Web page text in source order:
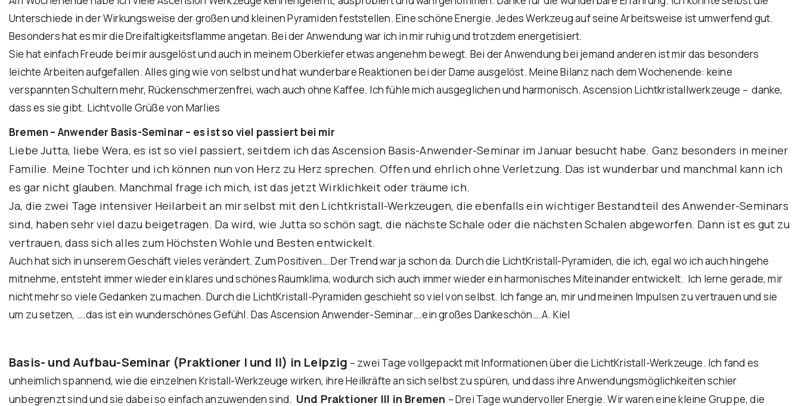
Unterschiede in der Wirkungsweise der großen und kleinen Pyramiden feststellen. Eine schöne Energie. Jedes Werkzeug auf seine Arbeitsweise ist umwerfend gut.
Besonders hat es mir die Dreifaltigkeitsflamme angetan. Bei der Anwendung war ich in mir ruhig und trotzdem energetisiert.
Sie hat einfach Freude bei mir ausgelöst und auch in meinem Oberkiefer etwas angenehm bewegt. Bei der Anwendung bei jemand anderen ist mir das besonders
leichte Arbeiten aufgefallen. Alles ging wie von selbst und hat wunderbare Reaktionen bei der Dame ausgelöst. Meine Bilanz nach dem Wochenende: keine
verspannten Schultern mehr, Rückenschmerzenfrei, wach auch ohne Kaffee. Ich fühle mich ausgeglichen und harmonisch. Ascension Lichtkristallwerkzeuge – danke,
dass es sie gibt. Lichtvolle Grüße von Marlies
Bremen – Anwender Basis-Seminar – es ist so viel passiert bei mir
Liebe Jutta, liebe Wera, es ist so viel passiert, seitdem ich das Ascension Basis-Anwender-Seminar im Januar besucht habe. Ganz besonders in meiner
Familie. Meine Tochter und ich können nun von Herz zu Herz sprechen. Offen und ehrlich ohne Verletzung. Das ist wunderbar und manchmal kann ich
es gar nicht glauben. Manchmal frage ich mich, ist das jetzt Wirklichkeit oder träume ich.
Ja, die zwei Tage intensiver Heilarbeit an mir selbst mit den Lichtkristall-Werkzeugen, die ebenfalls ein wichtiger Bestandteil des Anwender-Seminars
sind, haben sehr viel dazu beigetragen. Da wird, wie Jutta so schön sagt, die nächste Schale oder die nächsten Schalen abgeworfen. Dann ist es gut zu
vertrauen, dass sich alles zum Höchsten Wohle und Besten entwickelt.
Auch hat sich in unserem Geschäft vieles verändert. Zum Positiven….Der Trend war ja schon da. Durch die LichtKristall-Pyramiden, die ich, egal wo ich auch hingehe
mitnehme, entsteht immer wieder ein klares und schönes Raumklima, wodurch sich auch immer wieder ein harmonisches Miteinander entwickelt. Ich lerne gerade, mir
nicht mehr so viele Gedanken zu machen. Durch die LichtKristall-Pyramiden geschieht so viel von selbst. Ich fange an, mir und meinen Impulsen zu vertrauen und sie
um zu setzen, ….das ist ein wunderschönes Gefühl. Das Ascension Anwender-Seminar….ein großes Dankeschön….A. Kiel
Basis- und Aufbau-Seminar (Praktioner I und II) in Leipzig – zwei Tage vollgepackt mit Informationen über die LichtKristall-Werkzeuge. Ich fand es
unheimlich spannend, wie die einzelnen Kristall-Werkzeuge wirken, ihre Heilkräfte an sich selbst zu spüren, und dass ihre Anwendungsmöglichkeiten schier
unbegrenzt sind und sie dabei so einfach anzuwenden sind. Und Praktioner III in Bremen – Drei Tage wundervoller Energie. Wir waren eine kleine Gruppe, die